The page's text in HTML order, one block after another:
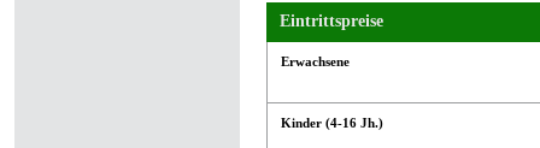
Eintrittspreise
Erwachsene
Kinder (4-16 Jh.)